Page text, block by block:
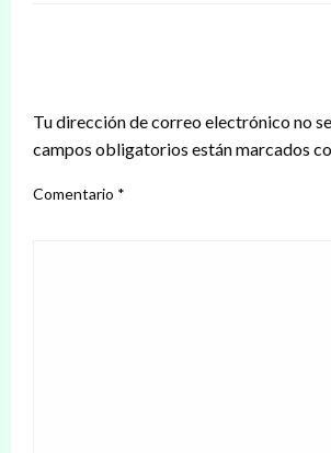
Tu dirección de correo electrónico no
campos obligatorios están marcados
Comentario *